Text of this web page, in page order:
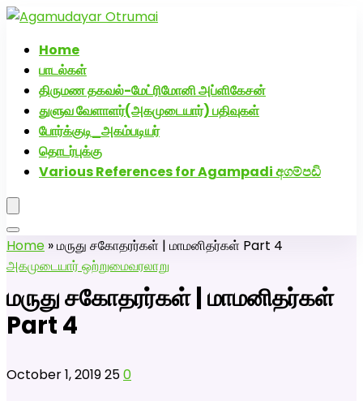
Home
பாடல்கள்
திருமண தகவல்-மேட்ரிமோனி அப்ளிகேசன்
துளுவ வேளாளர்(அகமுடையார்) பதிவுகள்
போர்க்குடி_அகம்படியர்
தொடர்புக்கு
Various References for Agampadi අගම්පඩි
Home »மருது சகோதரர்கள் | மாமனிதர்கள் Part 4
அகமுடையார் ஒற்றுமைவரலாறு
மருது சகோதரர்கள் | மாமனிதர்கள்
Part 4
October 1, 2019250
அகமுடையார் திருமண வரன்களுக்கு அகமுடையார்மேட்ரி-பெண்